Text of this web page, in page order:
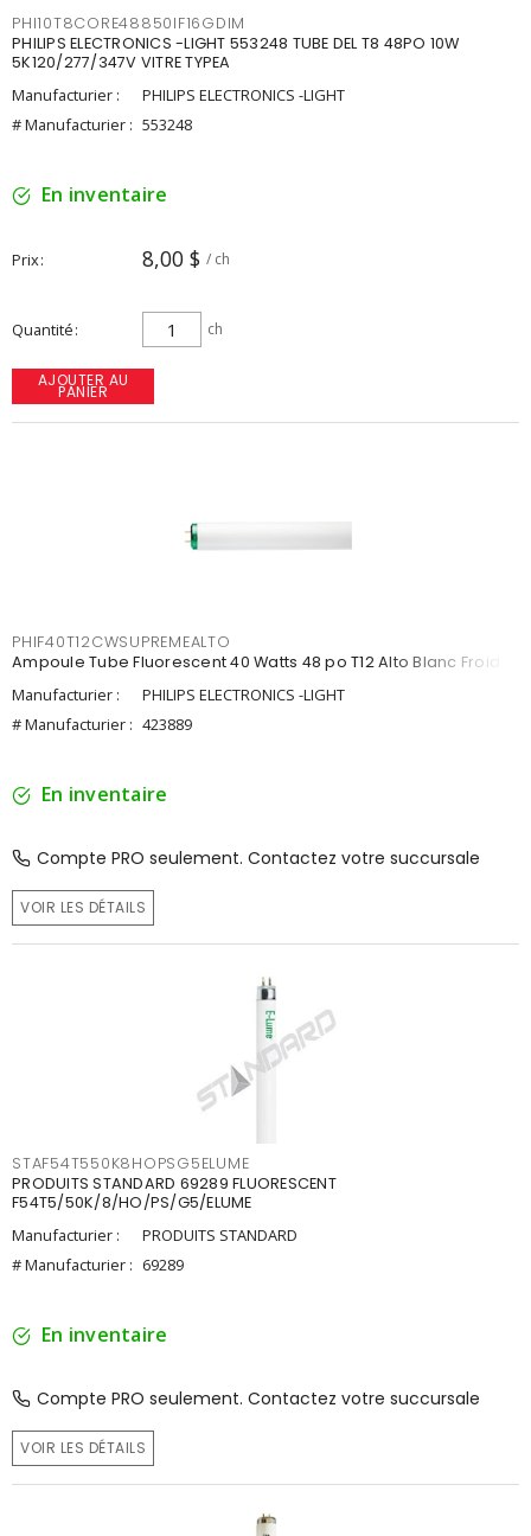
PHI10T8CORE48850IF16GDIM
PHILIPS ELECTRONICS -LIGHT 553248 TUBE DEL T8 48PO 10W
5K120/277/347V VITRE TYPEA
Manufacturier :
PHILIPS ELECTRONICS -LIGHT
# Manufacturier : 553248
En inventaire
Prix 8,00 $ / ch
Quantité ch
AJOUTER AU
PANIER
PHIF40T12CWSUPREMEALTO
Ampoule Tube Fluorescent 40 Watts 48 po T12 Alto Blanc Froid
Manufacturier :
PHILIPS ELECTRONICS -LIGHT
# Manufacturier : 423889
En inventaire
Compte PRO seulement. Contactez votre succursale
VOIR LES DÉTAILS
STAF54T550K8HOPSG5ELUME
PRODUITS STANDARD 69289 FLUORESCENT
F54T5/50K/8/HO/PS/G5/ELUME
Manufacturier :
PRODUITS STANDARD
# Manufacturier : 69289
En inventaire
Compte PRO seulement. Contactez votre succursale
VOIR LES DÉTAILS